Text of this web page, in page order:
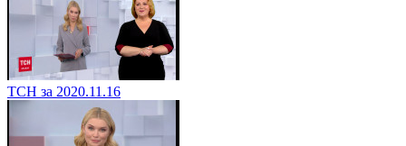
ТСН за 2020.11.16